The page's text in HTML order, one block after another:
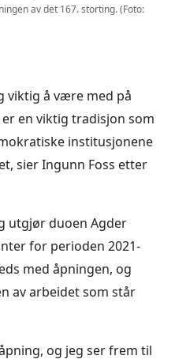
av det 167. storting. (Foto:
viktig å være med på
en viktig tradisjon som
institusjonene
sier Ingunn Foss etter
utgjør duoen Agder
for perioden 2021-
med åpningen, og
av arbeidet som står
og jeg ser frem til